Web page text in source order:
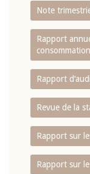
Note
Rapport
Rapport
Revue de la
Rapport sur
Rapport sur